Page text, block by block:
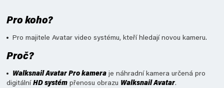
Pro koho?
Pro majitele Avatar video systému, kteří hledají novou kameru.
Proč?
Walksnail Avatar Pro kamera je náhradní kamera určená pro
digitální HD systém přenosu obrazu Walksnail Avatar.